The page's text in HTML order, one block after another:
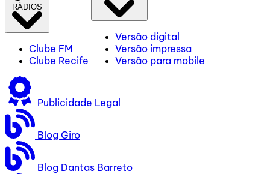
RÁDIOS
Clube FM
Clube Recife
Versão digital
Versão impressa
Versão para mobile
Publicidade Legal
Blog Giro
Blog Dantas Barreto